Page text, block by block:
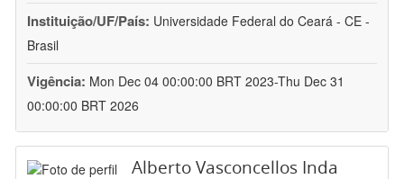
Instituição/UF/País: Universidade Federal do Ceará - CE -
Brasil
Vigência: Mon Dec 04 00:00:00 BRT 2023-Thu Dec 31
00:00:00 BRT 2026
Alberto Vasconcellos Inda